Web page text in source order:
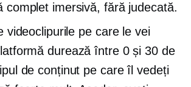
complet imersivă, fără judecată.
videoclipurile pe care le vei
durează între 0 și 30 de
de conținut pe care îl vedeți